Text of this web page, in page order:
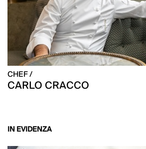
CHEF /
CARLO CRACCO
IN EVIDENZA